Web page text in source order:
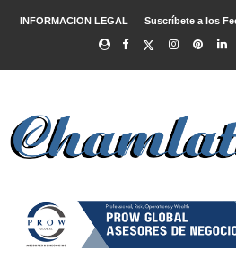
INFORMACION LEGAL Suscríbete a los